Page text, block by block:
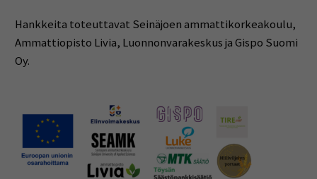
Hankkeita toteuttavat Seinäjoen ammattikorkeakoulu,
Ammattiopisto Livia, Luonnonvarakeskus ja Gispo Suomi
Oy.